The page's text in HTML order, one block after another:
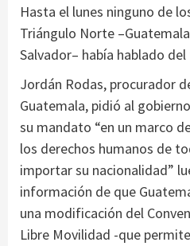
Hasta el lunes ninguno de
Triángulo Norte
Salvador– había hablado
Jordán Rodas, procurador
Guatemala, pidió al
su mandato “en un marco
los derechos humanos de
importar su nacionalidad”
información de que
una modificación del
Libre Movilidad -que